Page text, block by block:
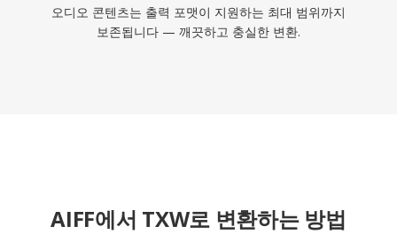
오디오 콘텐츠는 출력 포맷이 지원하는 최대 범위까지
보존됩니다 — 깨끗하고 충실한 변환.
AIFF에서 TXW로 변환하는 방법